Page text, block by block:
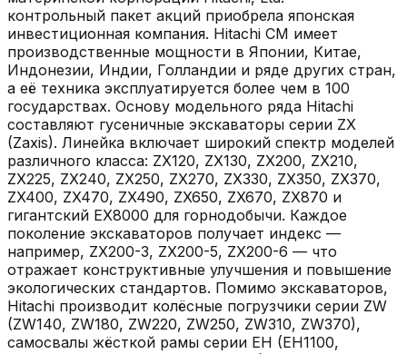
контрольный пакет акций приобрела японская
инвестиционная компания. Hitachi CM имеет
производственные мощности в Японии, Китае,
Индонезии, Индии, Голландии и ряде других стран,
а её техника эксплуатируется более чем в 100
государствах. Основу модельного ряда Hitachi
составляют гусеничные экскаваторы серии ZX
(Zaxis). Линейка включает широкий спектр моделей
различного класса: ZX120, ZX130, ZX200, ZX210,
ZX225, ZX240, ZX250, ZX270, ZX330, ZX350, ZX370,
ZX400, ZX470, ZX490, ZX650, ZX670, ZX870 и
гигантский EX8000 для горнодобычи. Каждое
поколение экскаваторов получает индекс —
например, ZX200-3, ZX200-5, ZX200-6 — что
отражает конструктивные улучшения и повышение
экологических стандартов. Помимо экскаваторов,
Hitachi производит колёсные погрузчики серии ZW
(ZW140, ZW180, ZW220, ZW250, ZW310, ZW370),
самосвалы жёсткой рамы серии EH (EH1100,